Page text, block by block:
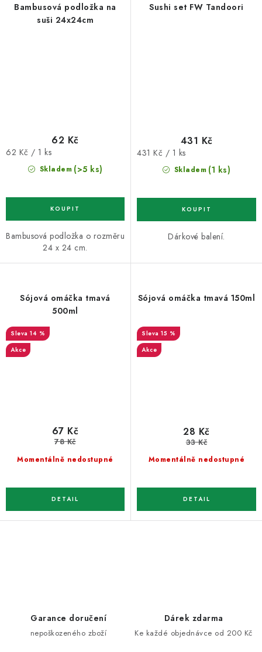
Bambusová podložka na
suši 24x24cm
Skladem (>5 ks)
62 Kč
Měrná
62 Kč / 1 ks
Bambusová podložka o rozměru
24 x 24 cm.
Sushi set FW Tandoori
Skladem (1 ks)
431 Kč
Měrná
431 Kč / 1 ks
Dárkové balení.
Sójová omáčka tmavá
500ml
14 %
Akce
Momentálně nedostupné
67 Kč
78 Kč
Sójová omáčka tmavá 150ml
15 %
Akce
Momentálně nedostupné
28 Kč
33 Kč
Garance doručení
nepoškozeného zboží
Dárek zdarma
Ke každé objednávce od 200 Kč